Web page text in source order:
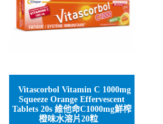
Vitascorbol Vitamin C 1000mg
Squeeze Orange Effervescent
Tablets 20s 維他命C1000mg鮮榨
橙味水溶片20粒